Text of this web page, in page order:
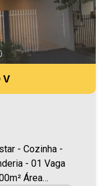
V
- Cozinha -
- 01 Vaga